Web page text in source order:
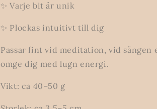
✨ Varje bit är unik
✨ Plockas intuitivt till dig
Passar fint vid meditation, vid sängen
omge dig med lugn energi.
Vikt: ca 40–50 g